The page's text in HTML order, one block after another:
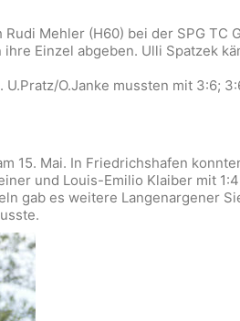
Mehler (H60) bei der SPG TC
Einzel abgeben. Ulli Spatzek
O.Janke mussten mit 3:6;
15. Mai. In Friedrichshafen
und Louis-Emilio Klaiber mit
gab es weitere Langenargener